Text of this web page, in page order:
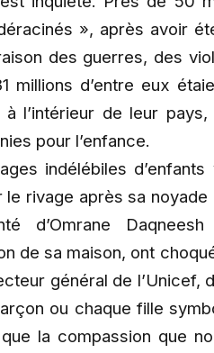
», après avoir
des guerres, des
millions d’entre eux
à l’intérieur de leur
pour l’enfance.
indélébiles
le rivage après sa
d’Omrane
de sa maison, ont
général de l’Unicef,
ou chaque fille
la compassion que